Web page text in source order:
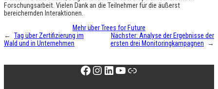
Forschungsarbeit. Vielen Dank an die Teilnehmer für die äußerst
bereichernden Interaktionen.
Mehr über Trees for Future
← Tag über Zertifizierung im
Wald und in Unternehmen
Nächster: Analyse der Ergebnisse der
ersten drei Monitoringkampagnen
→
Facebook
Instagram
LinkedIn
YouTube
Link